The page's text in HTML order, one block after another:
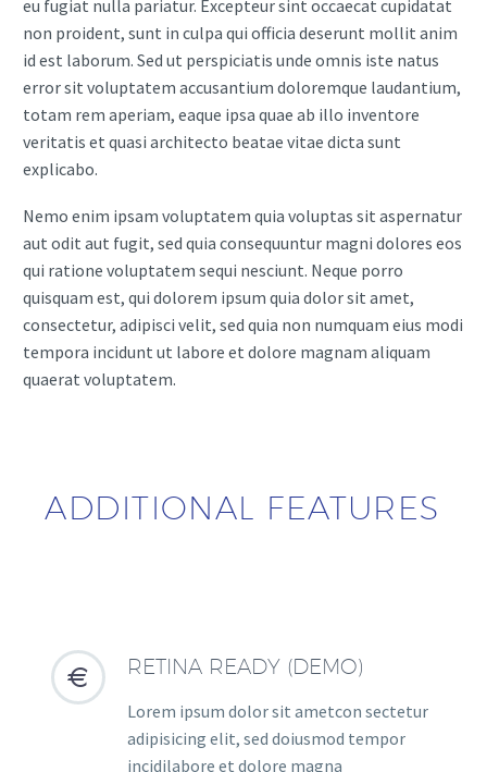
eu fugiat nulla pariatur. Excepteur sint occaecat cupidatat
non proident, sunt in culpa qui officia deserunt mollit anim
id est laborum. Sed ut perspiciatis unde omnis iste natus
error sit voluptatem accusantium doloremque laudantium,
totam rem aperiam, eaque ipsa quae ab illo inventore
veritatis et quasi architecto beatae vitae dicta sunt
explicabo.
Nemo enim ipsam voluptatem quia voluptas sit aspernatur
aut odit aut fugit, sed quia consequuntur magni dolores eos
qui ratione voluptatem sequi nesciunt. Neque porro
quisquam est, qui dolorem ipsum quia dolor sit amet,
consectetur, adipisci velit, sed quia non numquam eius modi
tempora incidunt ut labore et dolore magnam aliquam
quaerat voluptatem.
ADDITIONAL FEATURES

 RETINA READY (DEMO)
Lorem ipsum dolor sit ametcon sectetur
adipisicing elit, sed doiusmod tempor
incidilabore et dolore magna